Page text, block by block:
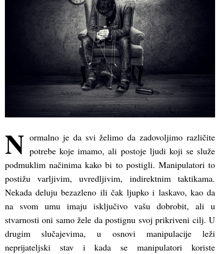
N ormalno je da svi želimo da zadovoljimo različite
potrebe koje imamo, ali postoje ljudi koji se služe
podmuklim načinima kako bi to postigli. Manipulatori to
postižu varljivim, uvredljivim, indirektnim taktikama.
Nekada deluju bezazleno ili čak ljupko i laskavo, kao da
na svom umu imaju isključivo vašu dobrobit, ali u
stvarnosti oni samo žele da postignu svoj prikriveni cilj. U
drugim slučajevima, u osnovi manipulacije leži
neprijateljski stav i kada se manipulatori koriste